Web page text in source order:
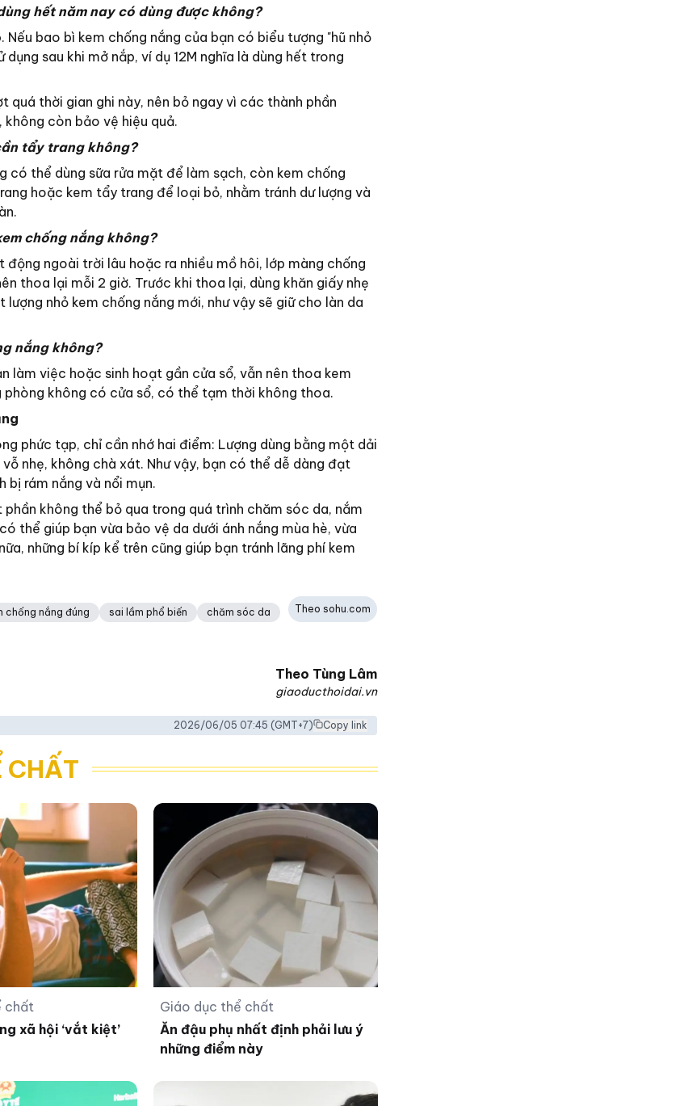
hết năm nay có dùng được không?
Nếu bao bì kem chống nắng của bạn có biểu tượng "hũ nhỏ
sau khi mở nắp, ví dụ 12M nghĩa là dùng hết trong
quá thời gian ghi này, nên bỏ ngay vì các thành phần
còn bảo vệ hiệu quả.
tẩy trang không?
có thể dùng sữa rửa mặt để làm sạch, còn kem chống
hoặc kem tẩy trang để loại bỏ, nhằm tránh dư lượng và
chống nắng không?
động ngoài trời lâu hoặc ra nhiều mồ hôi, lớp màng chống
thoa lại mỗi 2 giờ. Trước khi thoa lại, dùng khăn giấy nhẹ
nhỏ kem chống nắng mới, như vậy sẽ giữ cho làn da
nắng không?
làm việc hoặc sinh hoạt gần cửa sổ, vẫn nên thoa kem
phòng không có cửa sổ, có thể tạm thời không thoa.
phức tạp, chỉ cần nhớ hai điểm: Lượng dùng bằng một dải
nhẹ, không chà xát. Như vậy, bạn có thể dễ dàng đạt
bị rám nắng và nổi mụn.
không thể bỏ qua trong quá trình chăm sóc da, nắm
thể giúp bạn vừa bảo vệ da dưới ánh nắng mùa hè, vừa
những bí kíp kể trên cũng giúp bạn tránh lãng phí kem
chống nắng đúng sai lầm phổ biến chăm sóc da Theo sohu.com
Theo Tùng Lâm
giaoducthoidai.vn
2026/06/05 07:45 (GMT+7) Copy link
CHẤT
chất
xã hội ‘vắt kiệt’
Giáo dục thể chất
Ăn đậu phụ nhất định phải lưu ý
những điểm này